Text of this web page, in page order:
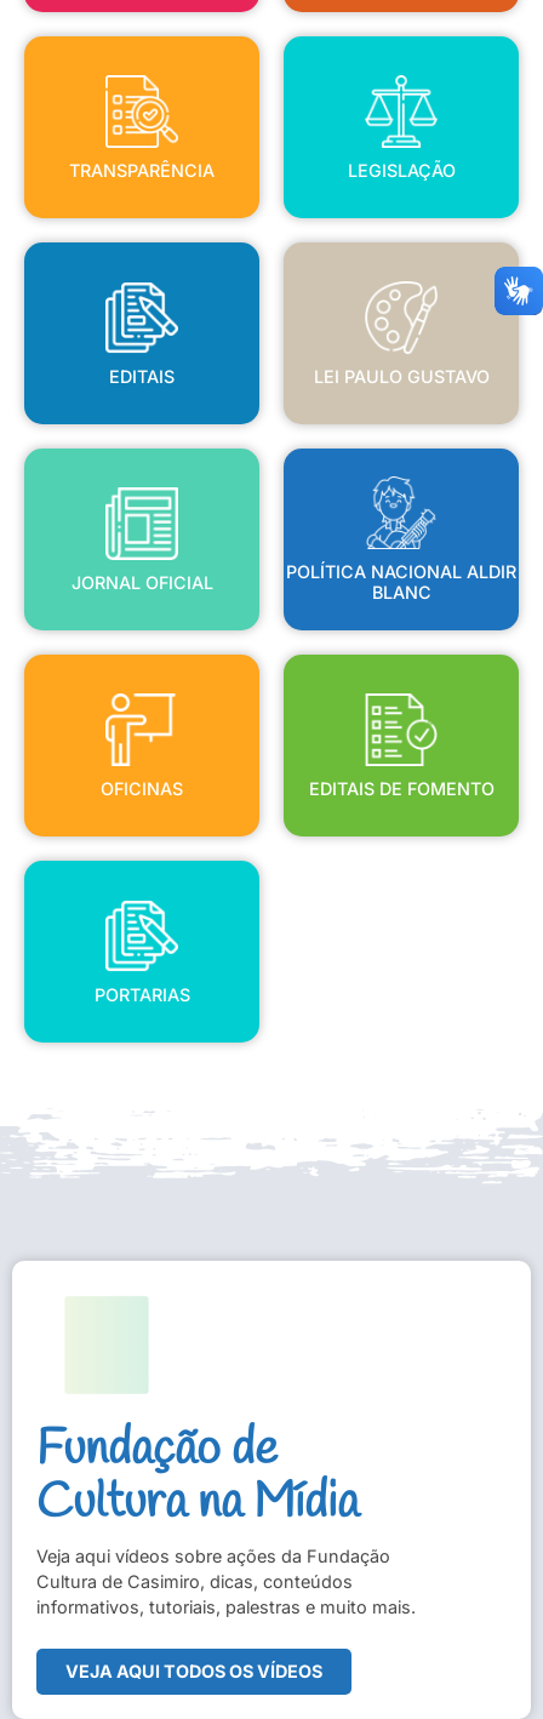
TRANSPARÊNCIA
TRANSPARÊNCIA
LEGISLAÇÃO
LEGISLAÇÃO
EDITAIS
EDITAIS
LEI PAULO GUSTAVO
LEI PAULO GUSTAVO
JORNAL OFICIAL
JORNAL OFICIAL
POLÍTICA NACIONAL ALDIR
BLANC
POLÍTICA NACIONAL ALDIR
BLANC
OFICINAS
OFICINAS
EDITAIS DE FOMENTO
EDITAIS DE FOMENTO
PORTARIAS
PORTARIAS
Fundação de
Cultura na Mídia
Veja aqui vídeos sobre ações da Fundação
Cultura de Casimiro, dicas, conteúdos
informativos, tutoriais, palestras e muito mais.
VEJA AQUI TODOS OS VÍDEOS